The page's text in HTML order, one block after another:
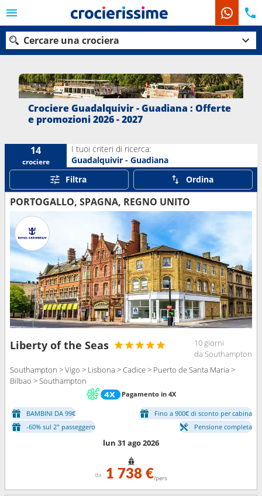
Cercare una crociera
Le nostre destinazioni
Porti Compagnie
Ricerca
Crociere Guadalquivir - Guadiana : Offerte
e promozioni 2026 - 2027
14
crociere
I tuoi criteri di ricerca:
Guadalquivir - Guadiana
Filtra
Ordina
PORTOGALLO, SPAGNA, REGNO UNITO
Liberty of the Seas
10 giorni
da Southampton
Southampton > Vigo > Lisbona > Cadice > Puerto de Santa Maria >
Bilbao > Southampton
Pagamento in 4X
BAMBINI DA 99€
Fino a 900€ di sconto per cabina
-60% sul 2° passeggero
Pensione completa
lun 31 ago 2026
da 1 738 €/pers